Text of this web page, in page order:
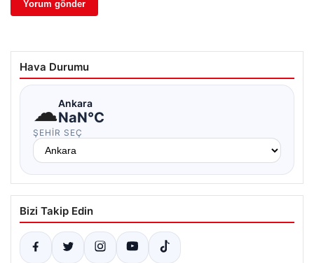
Hava Durumu
☁Ankara
NaN°C
ŞEHIR SEÇ
Bizi Takip Edin